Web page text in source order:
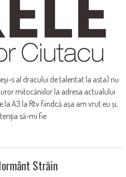
s al dracului de talentat la asta) nu
mitocăniilor la adresa actualului
A3 la Rtv fiindcă așa am vrut eu și,
să-mi fie
Străin